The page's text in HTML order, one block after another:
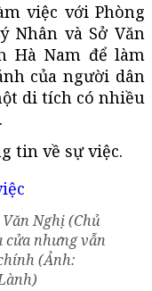
việc với Phòng
Nhân và Sở Văn
Hà Nam để làm
của người dân
di tích có nhiều
tin về sự việc.
Nghị (Chủ
cửa nhưng vẫn
(Ảnh: